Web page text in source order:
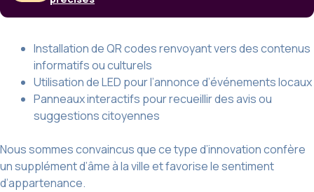
Installation de QR codes renvoyant vers des contenus
informatifs ou culturels
Utilisation de LED pour l’annonce d’événements locaux
Panneaux interactifs pour recueillir des avis ou
suggestions citoyennes
Nous sommes convaincus que ce type d’innovation confère
un supplément d’âme à la ville et favorise le sentiment
d’appartenance.